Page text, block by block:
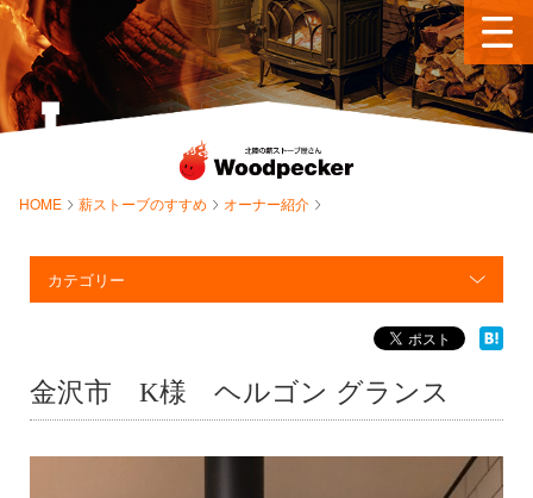
HOME 薪ストーブのすすめ オーナー紹介
カテゴリー
金沢市 K様 ヘルゴン グランス